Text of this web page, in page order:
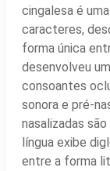
cingalesa é
caracteres,
forma única
desenvolveu
consoantes
sonora e pré-
nasalizadas
língua exibe
entre a forma